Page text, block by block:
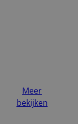
Meer
bekijken